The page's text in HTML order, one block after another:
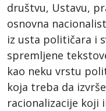
društvu, Ustavu,
osnovna
iz usta političara i
spremljene
kao neku vrstu
koja treba da
racionalizacije koji